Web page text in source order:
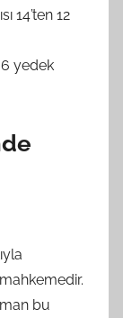
14’ten 12
yedek
bu